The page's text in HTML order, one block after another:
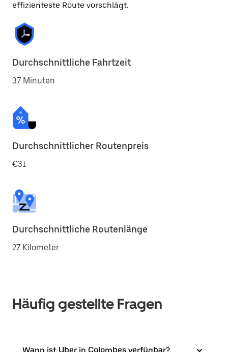
effizienteste Route vorschlägt.
Durchschnittliche Fahrtzeit
37 Minuten
Durchschnittlicher Routenpreis
€31
Durchschnittliche Routenlänge
27 Kilometer
Häufig gestellte Fragen